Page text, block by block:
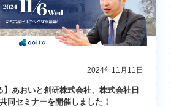
2024年11月11日
】あおいと創研株式会社、株式会社日
同セミナーを開催しました！